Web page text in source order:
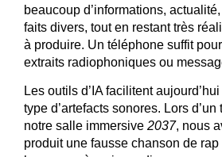
beaucoup d’informations,
faits divers, tout en restant très
à produire. Un téléphone suffit
extraits radiophoniques ou
Les outils d’IA facilitent
type d’artefacts sonores. Lors
notre salle immersive 2037, nous
produit une fausse chanson de